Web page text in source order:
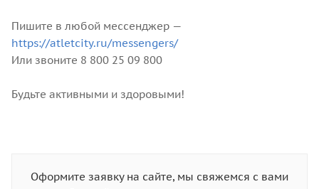
Пишите в любой мессенджер —
https://atletcity.ru/messengers/
Или звоните 8 800 25 09 800
Будьте активными и здоровыми!
Оформите заявку на сайте, мы свяжемся с вами